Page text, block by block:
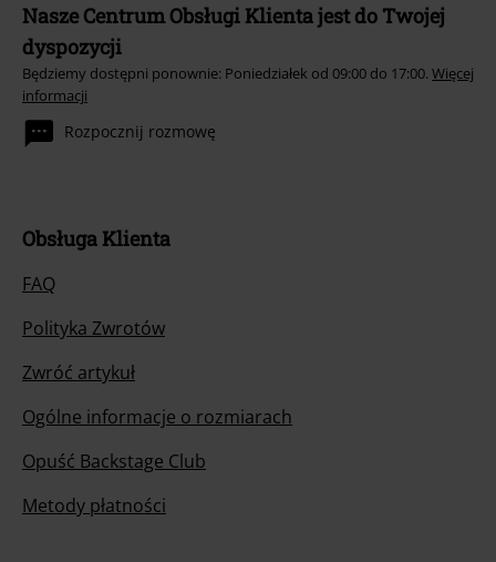
Nasze Centrum Obsługi Klienta jest do Twojej
dyspozycji
Będziemy dostępni ponownie: Poniedziałek od 09:00 do 17:00. Więcej
informacji
Rozpocznij rozmowę
Obsługa Klienta
FAQ
Polityka Zwrotów
Zwróć artykuł
Ogólne informacje o rozmiarach
Opuść Backstage Club
Metody płatności